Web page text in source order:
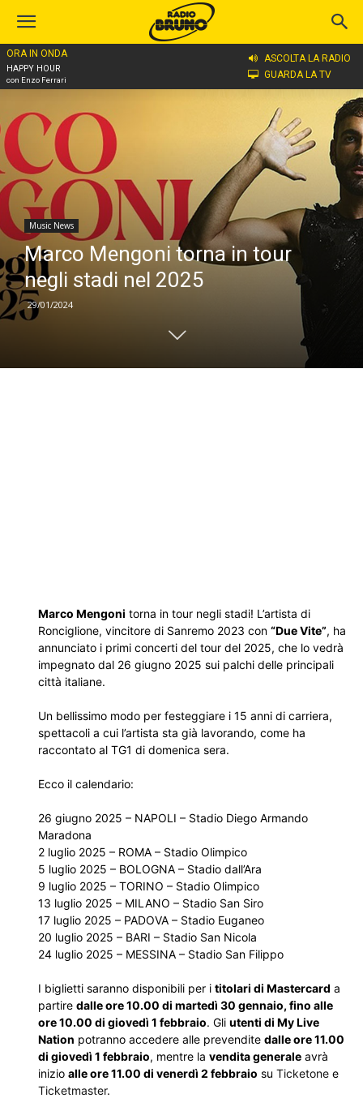
ORA IN ONDA
HAPPY HOUR
con Enzo Ferrari
ASCOLTA LA RADIO
GUARDA LA TV
Home
Music News
Marco Mengoni torna in tour
negli stadi nel 2025
29/01/2024
Marco Mengoni torna in tour negli stadi! L’artista di
Ronciglione, vincitore di Sanremo 2023 con “Due Vite”, ha
annunciato i primi concerti del tour del 2025, che lo vedrà
impegnato dal 26 giugno 2025 sui palchi delle principali
città italiane.
Un bellissimo modo per festeggiare i 15 anni di carriera,
spettacoli a cui l’artista sta già lavorando, come ha
raccontato al TG1 di domenica sera.
Ecco il calendario:
26 giugno 2025 – NAPOLI – Stadio Diego Armando
Maradona
2 luglio 2025 – ROMA – Stadio Olimpico
5 luglio 2025 – BOLOGNA – Stadio dall’Ara
9 luglio 2025 – TORINO – Stadio Olimpico
13 luglio 2025 – MILANO – Stadio San Siro
17 luglio 2025 – PADOVA – Stadio Euganeo
20 luglio 2025 – BARI – Stadio San Nicola
24 luglio 2025 – MESSINA – Stadio San Filippo
I biglietti saranno disponibili per i titolari di Mastercard a
partire dalle ore 10.00 di martedì 30 gennaio, fino alle
ore 10.00 di giovedì 1 febbraio. Gli utenti di My Live
Nation potranno accedere alle prevendite dalle ore 11.00
di giovedì 1 febbraio, mentre la vendita generale avrà
inizio alle ore 11.00 di venerdì 2 febbraio su Ticketone e
Ticketmaster.